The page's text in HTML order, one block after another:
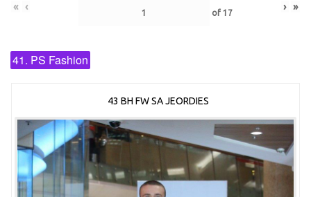
« ‹ of 17 › »
41. PS Fashion
43 BH FW SA JEORDIES